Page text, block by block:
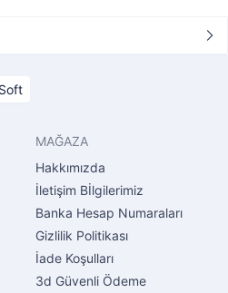
MAĞAZA
Hakkımızda
İletişim Bİlgilerimiz
Banka Hesap Numaraları
Gizlilik Politikası
İade Koşulları
3d Güvenli Ödeme